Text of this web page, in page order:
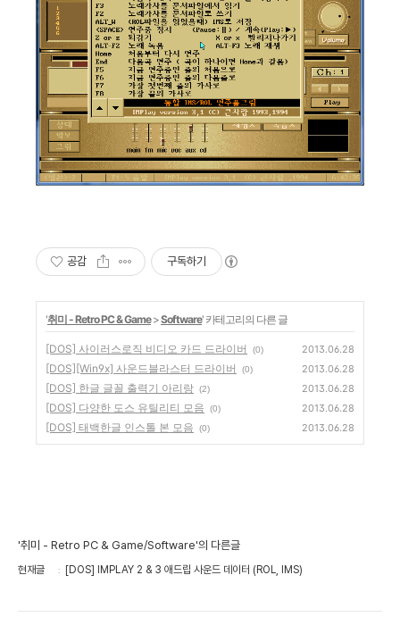
공감 구독하기
'취미 - Retro PC & Game>Software' 카테고리의 다른 글
[DOS] 사이러스로직 비디오 카드 드라이버 (0) 2013.06.28
[DOS][Win9x] 사운드블라스터 드라이버 (0) 2013.06.28
[DOS] 한글 글꼴 출력기 아리랑 (2) 2013.06.28
[DOS] 다양한 도스 유틸리티 모음 (0) 2013.06.28
[DOS] 태백한글 인스톨 본 모음 (0) 2013.06.28
'취미 - Retro PC & Game/Software'의 다른글
현재글 [DOS] IMPLAY 2 & 3 애드립 사운드 데이터 (ROL, IMS)